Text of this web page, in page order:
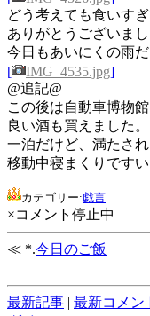
どう考えても食いすぎ
ありがとうございまし
今日もあいにくの雨
[
IMG_4535.jpg]
@追記@
この後は自動車博物
良い酒も買えました。
一泊だけど、満たされ
移動中寝まくりですい
カテゴリー:戯言
×コメント停止中
≪ *.今日のご飯
最新記事 | 最新コメン